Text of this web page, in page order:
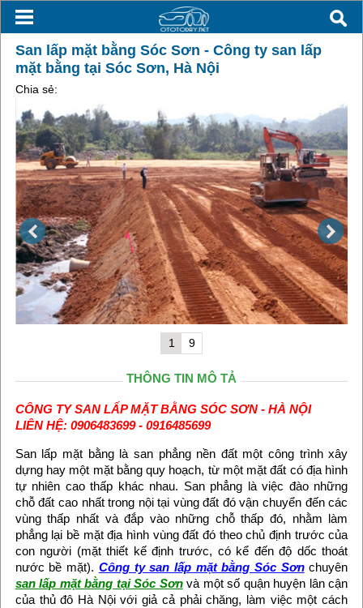
San lấp mặt bằng Sóc Sơn - Công ty san lấp
mặt bằng tại Sóc Sơn, Hà Nội
Chia sẻ:
1 9
THÔNG TIN MÔ TẢ
CÔNG TY SAN LẤP MẶT BẰNG SÓC SƠN - HÀ NỘI
LIÊN HỆ: 0906483699 - 0916485699
San lấp mặt bằng là san phẳng nền đất một công trình xây
dựng hay một mặt bằng quy hoạch, từ một mặt đất có địa hình
tự nhiên cao thấp khác nhau. San phẳng là việc đào những
chỗ đất cao nhất trong nội tại vùng đất đó vận chuyển đến các
vùng thấp nhất và đắp vào những chỗ thấp đó, nhằm làm
phẳng lại bề mặt địa hình vùng đất đó theo chủ định trước của
con người (mặt thiết kế định trước, có kể đến độ dốc thoát
nước bề mặt). Công ty san lấp mặt bằng Sóc Sơnchuyên
san lấp mặt bằng tại Sóc Sơnvà một số quận huyện lân cận
của thủ đô Hà Nội với giả cả phải chăng, làm việc một cách